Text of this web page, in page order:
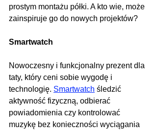
prostym montażu półki. A kto wie, może
zainspiruje go do nowych projektów?
Smartwatch
Nowoczesny i funkcjonalny prezent dla
taty, który ceni sobie wygodę i
technologię. Smartwatch śledzić
aktywność fizyczną, odbierać
powiadomienia czy kontrolować
muzykę bez konieczności wyciągania